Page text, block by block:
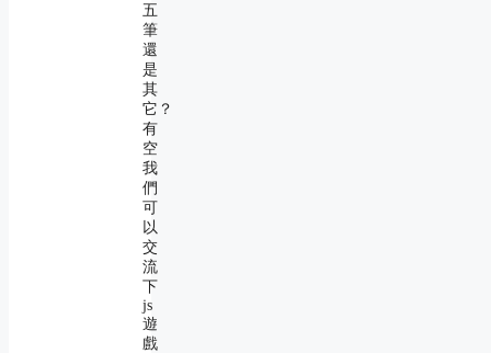
五
筆
還
是
其
它？
有
空
我
們
可
以
交
流
下
js
遊
戲